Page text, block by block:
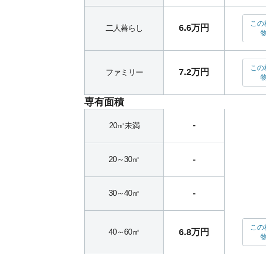
二人暮らし 6.6万円
こ
ファミリー 7.2万円
こ
専有面積
20㎡未満 -
20～30㎡ -
30～40㎡ -
40～60㎡ 6.8万円
こ